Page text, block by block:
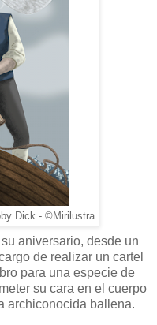
Dick - ©Mirilustra
aniversario, desde un
de realizar un cartel
para una especie de
su cara en el cuerpo
archiconocida ballena.